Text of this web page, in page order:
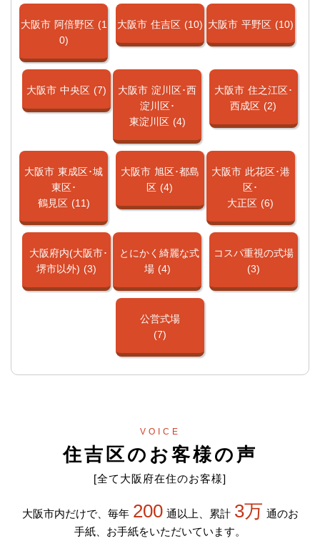
大阪市 阿倍野区 (1
0)
大阪市 住吉区 (10) 大阪市 平野区 (10)
大阪市 中央区 (7) 大阪市 淀川区･西
淀川区･
東淀川区 (4)
大阪市 住之江区･
西成区 (2)
大阪市 東成区･城
東区･
鶴見区 (11)
大阪市 旭区･都島
区 (4)
大阪市 此花区･港
区･
大正区 (6)
大阪府内(大阪市･
堺市以外) (3)
とにかく綺麗な式
場 (4)
コスパ重視の式場
(3)
公営式場
(7)
VOICE
住吉区のお客様の声
[全て大阪府在住のお客様]
大阪市内だけで、毎年 200 通以上、累計 3万 通のお
手紙、お手紙をいただいています。